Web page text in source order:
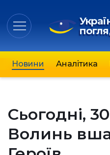
Новини Аналітика
Сьогодні,
Волинь